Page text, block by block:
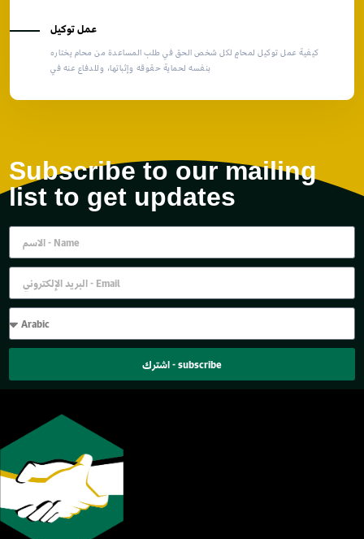
عمل توكيل
كيفية عمل توكيل لمحامٍ لكل شخص الحق في طلب المساعدة من محام يختاره
بنفسه لحماية حقوقه وإثباتها، وللدفاع عنه في
Subscribe to our mailing
list to get updates
اشترك - subscribe